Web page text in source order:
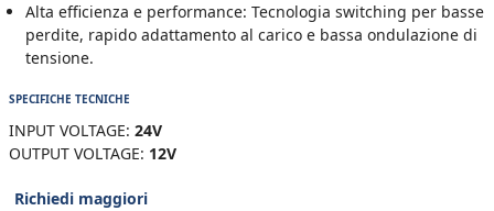
Alta efficienza e performance: Tecnologia switching per basse
perdite, rapido adattamento al carico e bassa ondulazione di
tensione.
SPECIFICHE TECNICHE
INPUT VOLTAGE: 24V
OUTPUT VOLTAGE: 12V
Richiedi maggiori